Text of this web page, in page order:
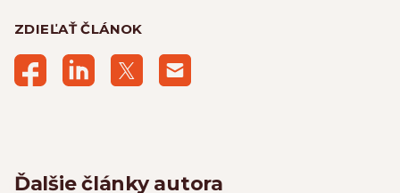
ZDIEĽAŤ ČLÁNOK
Ďalšie články autora